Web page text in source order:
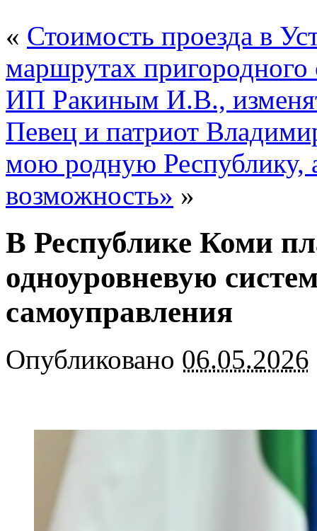
« Стоимость проезда в
маршрутах
ИП Ракиным И.В.,
Певец и патриот
мою родную Республику,
возможность» »
В Республике Коми
одноуровневую
самоуправления
Опубликовано 06.05.2026